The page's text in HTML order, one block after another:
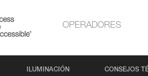
OPERADORES
ILUMINACIÓN CONSEJOS